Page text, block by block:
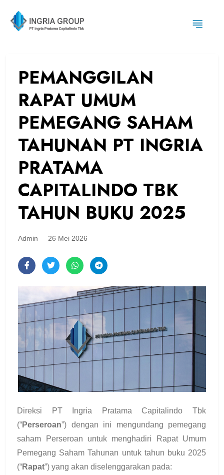
PEMANGGILAN
RAPAT UMUM
PEMEGANG SAHAM
TAHUNAN PT INGRIA
PRATAMA
CAPITALINDO TBK
TAHUN BUKU 2025
Admin 26 Mei 2026
Direksi PT Ingria Pratama Capitalindo Tbk
(“Perseroan”) dengan ini mengundang pemegang
saham Perseroan
untuk menghadiri Rapat Umum
Pemegang Saham Tahunan untuk tahun buku 2025
(“Rapat”) yang akan diselenggarakan pada: